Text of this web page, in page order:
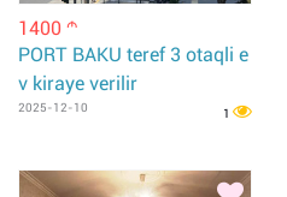
1400 m
PORT BAKU teref 3 otaqli e
v kiraye verilir
2025-12-10 1